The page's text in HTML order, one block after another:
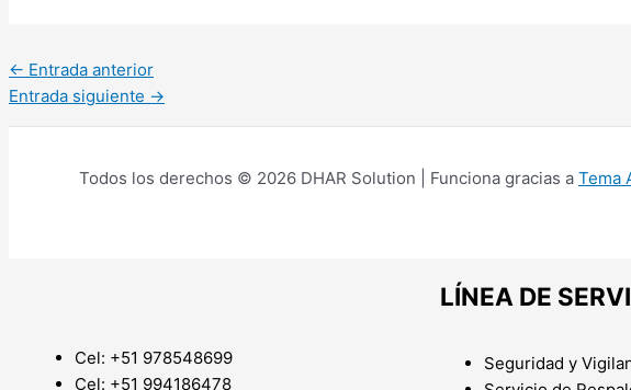
← Entrada anterior
Entrada siguiente →
Todos los derechos © 2026 DHAR Solution | Funciona gracias a Tema
Cel: +51 978548699
Cel: +51 994186478
LÍNEA DE
Seguridad y